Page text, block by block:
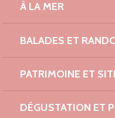
À LA MER
BALADES ET
PATRIMOINE ET
DÉGUSTATION ET
un
Post
de notre
communication
en participant aux
de Tourisme.